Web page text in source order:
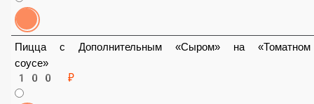
Пицца с Дополнительным «Сыром» на «Томатном соусе»
100 ₽